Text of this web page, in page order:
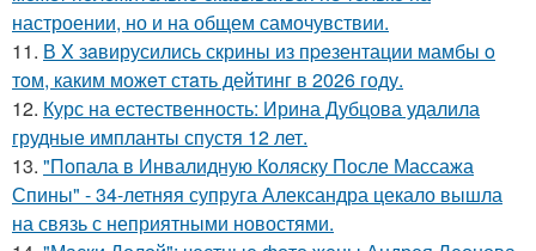
настроении, но и на общем самочувствии.
11. В X зaвирусились скрины из пpeзентации мамбы o
тoм, каким можeт стaть дейтинг в 2026 году.
12. Курс на естественность: Ирина Дубцова удалила
грудные импланты спустя 12 лет.
13. "Попала в Инвалидную Коляску После Массажа
Спины" - 34-летняя супруга Александра цекало вышла
на связь с неприятными новостями.